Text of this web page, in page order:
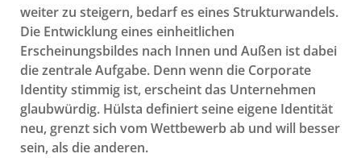
weiter zu steigern, bedarf es eines Strukturwandels.
Die Entwicklung eines einheitlichen
Erscheinungsbildes nach Innen und Außen ist dabei
die zentrale Aufgabe. Denn wenn die Corporate
Identity stimmig ist, erscheint das Unternehmen
glaubwürdig. Hülsta definiert seine eigene Identität
neu, grenzt sich vom Wettbewerb ab und will besser
sein, als die anderen.